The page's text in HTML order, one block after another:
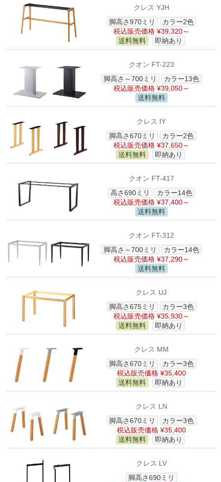
クレス YJH
脚高さ970ミリ
カラー2色
税込販売価格 ¥39,320～
送料無料
即納あり
クオン FT-223
脚高さ～700ミリ
カラー13色
税込販売価格 ¥39,050～
送料無料
クレス IY
脚高さ670ミリ
カラー2色
税込販売価格 ¥37,650～
送料無料
即納あり
クオン FT-417
高さ690ミリ
カラー14色
税込販売価格 ¥37,400～
送料無料
クオン FT-312
脚高さ～700ミリ
カラー14色
税込販売価格 ¥37,290～
送料無料
クレス UJ
脚高さ675ミリ
カラー3色
税込販売価格 ¥35,930～
送料無料
即納あり
クレス MM
脚高さ670ミリ
カラー3色
税込販売価格 ¥35,400
送料無料
即納あり
クレス LN
脚高さ670ミリ
カラー3色
税込販売価格 ¥35,400
送料無料
即納あり
クレス LV
脚高さ690ミリ